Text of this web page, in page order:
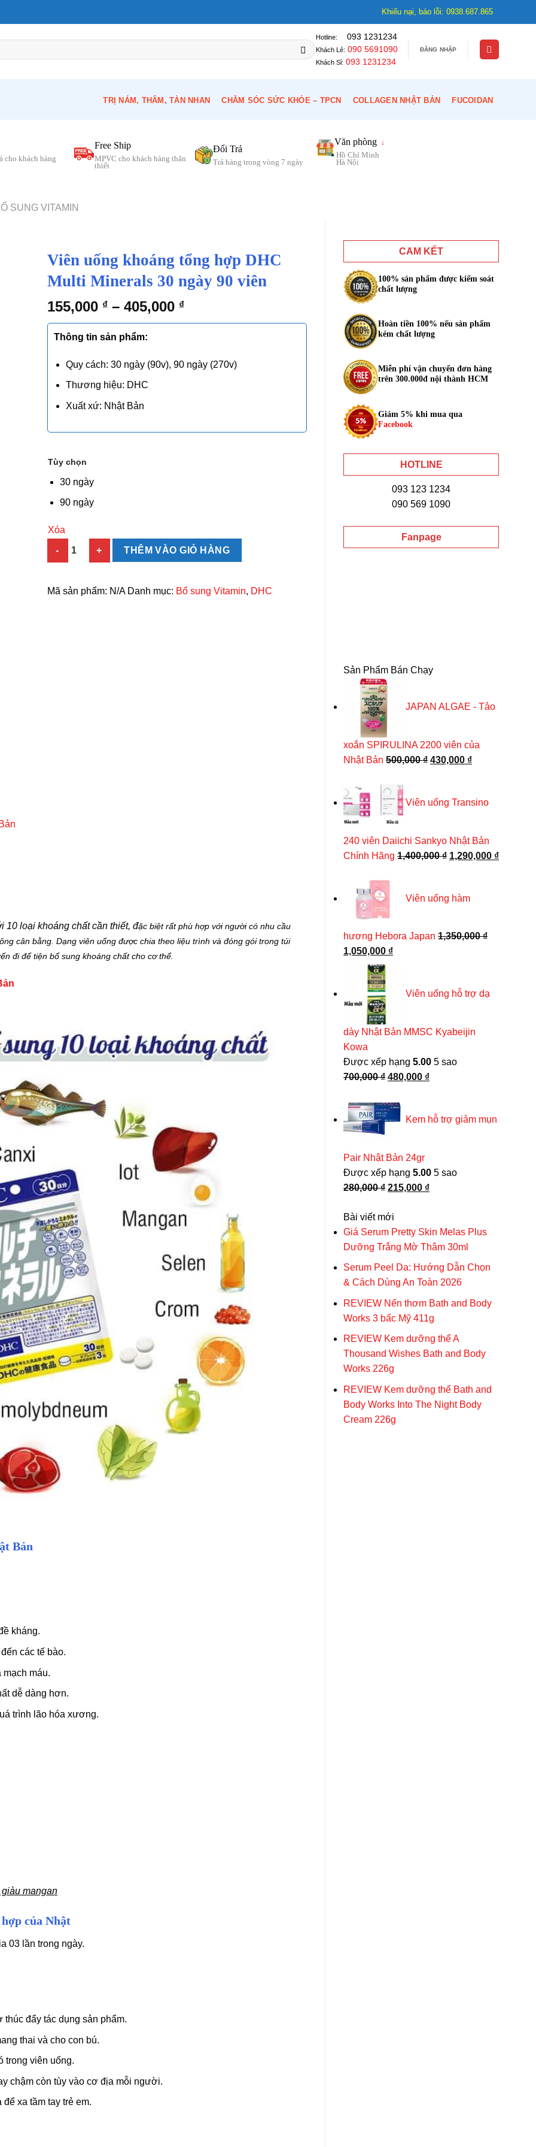
Khiếu nại, báo lỗi: 0938.687.865
Hotline: 093 1231234
Khách Lẻ: 090 5691090
Khách Sỉ: 093 1231234
ĐĂNG NHẬP
TRỊ NÁM, THÂM, TÀN NHAN CHĂM SÓC SỨC KHỎE – TPCN COLLAGEN NHẬT BẢN FUCOIDAN
cho khách hàng
Free Ship
MPVC cho khách hàng thân
thiết
Đổi Trả
Trả hàng trong vòng 7 ngày
Văn phòng ↓
Hồ Chí Minh
Hà Nội
SUNG VITAMIN
CAM KẾT
100% sản phẩm được kiểm soát
chất lượng
Hoàn tiền 100% nếu sản phẩm
kém chất lượng
Miễn phí vận chuyển đơn hàng
trên 300.000đ nội thành HCM
Giảm 5% khi mua qua
Facebook
HOTLINE
093 123 1234
090 569 1090
Fanpage
Sản Phẩm Bán Chạy
JAPAN ALGAE - Tảo
xoắn SPIRULINA 2200 viên của
Nhật Bản 500,000₫ Giá
500,000 ₫.
430,000 ₫Giá
là:
Viên uống Transino
240 viên Daiichi Sankyo Nhật Bản
Chính Hãng 1,400,000₫ Giá
1,400,000 ₫.
1,290,000 ₫Giá
Viên uống hàm
hương Hebora Japan 1,350,000₫
Giá
1,350,000 ₫.
1,050,000 ₫Giá
Viên uống hỗ trợ dạ
dày Nhật Bản MMSC Kyabeijin
Kowa
Được xếp hạng 5.00 5 sao
700,000₫ Giá
là:
700,000 ₫.
480,000 ₫Giá
là:
Kem hỗ trợ giảm mụn
Pair Nhật Bản 24gr
Được xếp hạng 5.00 5 sao
280,000₫ Giá
là:
280,000 ₫.
215,000 ₫Giá
là:
215,000 ₫.
Bài viết mới
Giá Serum Pretty Skin Melas Plus
Dưỡng Trắng Mờ Thâm 30ml
Serum Peel Da: Hướng Dẫn Chọn
& Cách Dùng An Toàn 2026
REVIEW Nến thơm Bath and Body
Works 3 bấc Mỹ 411g
REVIEW Kem dưỡng thể A
Thousand Wishes Bath and Body
Works 226g
REVIEW Kem dưỡng thể Bath and
Body Works Into The Night Body
Cream 226g
Viên uống khoáng tổng hợp DHC
Multi Minerals 30 ngày 90 viên
155,000 ₫– 405,000 ₫
Thông tin sản phẩm:
Quy cách: 30 ngày (90v), 90 ngày (270v)
Thương hiệu: DHC
Xuất xứ: Nhật Bản
Tùy chọn
30 ngày
90 ngày
Xóa
Viên uống khoáng tổng hợp DHC Multi Minerals 30 ngày 90 viên số lượng
THÊM VÀO GIỎ HÀNG
Mã sản phẩm: N/A Danh mục: Bổ sung Vitamin, DHC
Viên DHC rau củ Perfect Vegetable Premium
Được xếp hạng5.005 sao
550,000
trang
10 loại khoáng chất cần thiết, đặc biệt rất phù hợp với người có nhu cầu
cân bằng. Dạng viên uống được chia theo liệu trình và đóng gói trong túi
đi để tiện bổ sung khoáng chất cho cơ thể.
Bản
kháng.
các tế bào.
máu.
dễ dàng hơn.
trình lão hóa xương.
mangan
của Nhật
03 lần trong ngày.
đẩy tác dụng sản phẩm.
thai và cho con bú.
trong viên uống.
chậm còn tùy vào cơ địa mỗi người.
xa tầm tay trẻ em.